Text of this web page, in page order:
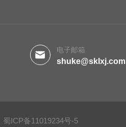
电子邮箱
shuke@sklxj.com
蜀ICP备11019234号-5